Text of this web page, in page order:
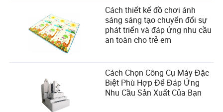
Cách thiết kế đồ chơi ánh
sáng sáng tạo chuyển đổi sự
phát triển và đáp ứng nhu cầu
an toàn cho trẻ em
Cách Chọn Công Cụ Máy Đặc
Biệt Phù Hợp Để Đáp Ứng
Nhu Cầu Sản Xuất Của Bạn